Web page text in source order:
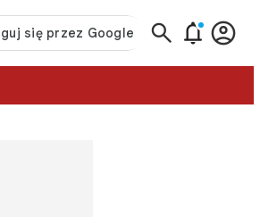
  